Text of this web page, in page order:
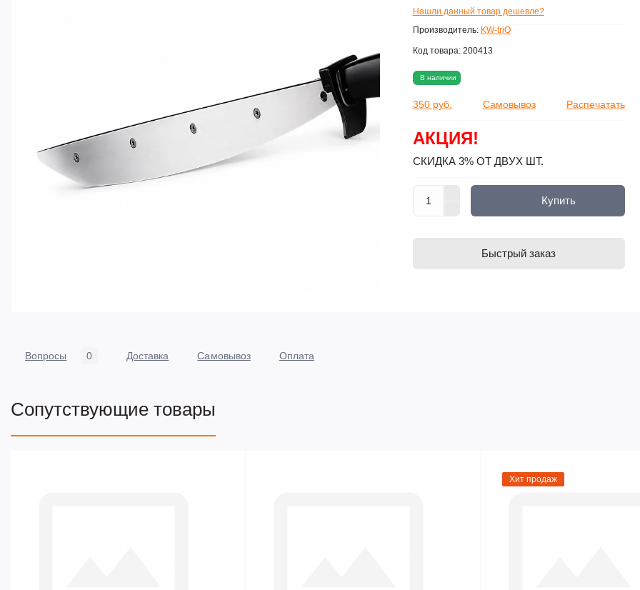
Производитель: KW-triO
Код товара: 200413
В наличии
350 руб. Самовывоз Распечатать
Нашли данный товар дешевле?
АКЦИЯ!
СКИДКА 3% ОТ ДВУХ ШТ.
Купить
Быстрый заказ
Вопросы 0 Доставка Самовывоз Оплата
Сопутствующие товары
Хит продаж